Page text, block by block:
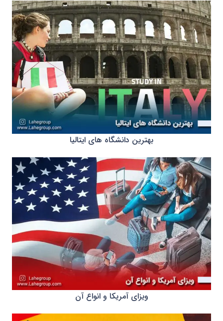
بهترین دانشگاه های ایتالیا
ویزای آمریکا و انواع آن